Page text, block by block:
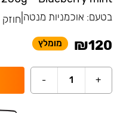
בטעם: אוכמניות מנטה חוזק
₪120 מומלץ
+
1
-